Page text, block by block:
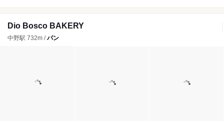
Dio Bosco BAKERY
中野駅 732m /パン